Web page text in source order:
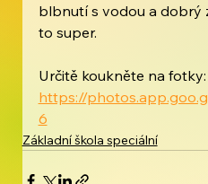
blbnutí s vodou a dobrý
to super.
Určitě koukněte na fotky:
https://
6
Základní škola speciální